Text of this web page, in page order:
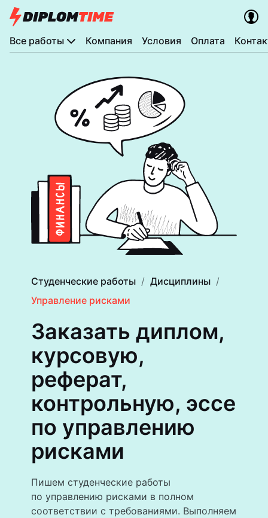
Все работы Компания Условия Оплата
Студенческие работы
Дисциплины
Управление рисками
Заказать диплом,
курсовую,
реферат,
контрольную, эссе
по управлению
рисками
Пишем студенческие работы
по управлению рисками в полном
соответствии с требованиями. Выполняем